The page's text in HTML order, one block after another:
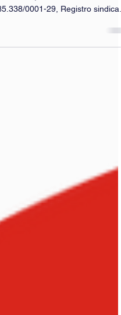
em
0001-29, Registro sindical